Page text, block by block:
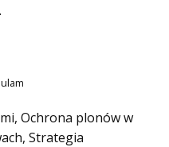
Ochrona plonów w
Strategia